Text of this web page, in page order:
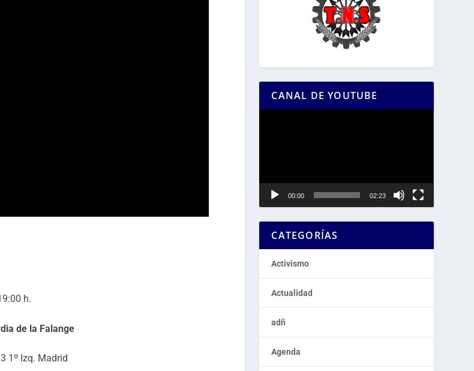
h.
de la Falange
1º Izq. Madrid
CANAL DE YOUTUBE
00:00 02:23
CATEGORÍAS
Activismo
Actualidad
adñ
Agenda